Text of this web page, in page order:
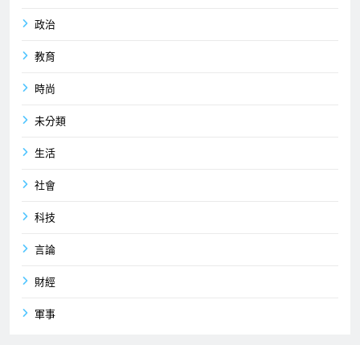
政治
教育
時尚
未分類
生活
社會
科技
言論
財經
軍事